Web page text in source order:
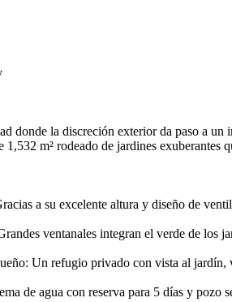
donde la discreción exterior da paso a un
1,532 m² rodeado de jardines exuberantes
a su excelente altura y diseño de
ventanales integran el verde de los
Un refugio privado con vista al
de agua con reserva para 5 días y